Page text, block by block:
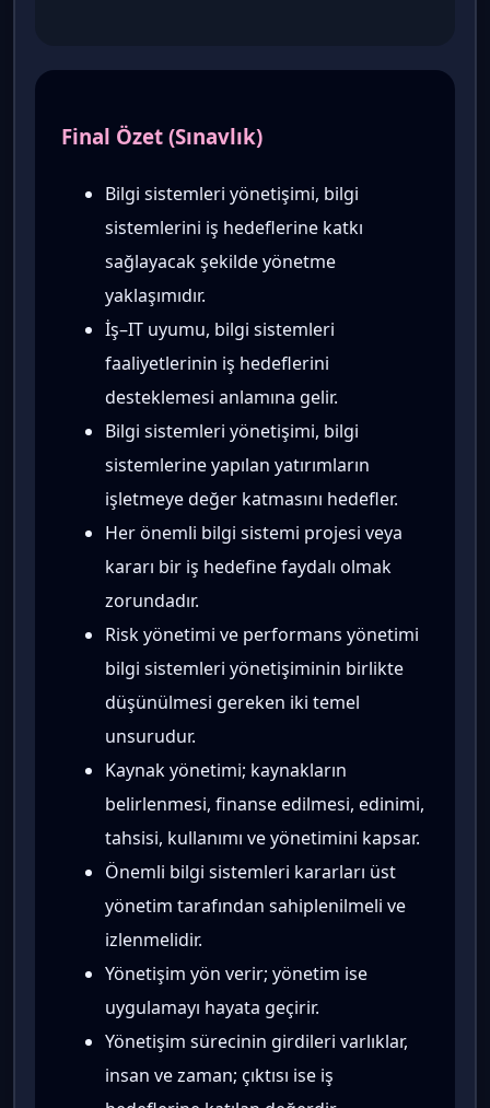
Final Özet (Sınavlık)
Bilgi sistemleri yönetişimi, bilgi
sistemlerini iş hedeflerine katkı
sağlayacak şekilde yönetme
yaklaşımıdır.
İş–IT uyumu, bilgi sistemleri
faaliyetlerinin iş hedeflerini
desteklemesi anlamına gelir.
Bilgi sistemleri yönetişimi, bilgi
sistemlerine yapılan yatırımların
işletmeye değer katmasını hedefler.
Her önemli bilgi sistemi projesi veya
kararı bir iş hedefine faydalı olmak
zorundadır.
Risk yönetimi ve performans yönetimi
bilgi sistemleri yönetişiminin birlikte
düşünülmesi gereken iki temel
unsurudur.
Kaynak yönetimi; kaynakların
belirlenmesi, finanse edilmesi, edinimi,
tahsisi, kullanımı ve yönetimini kapsar.
Önemli bilgi sistemleri kararları üst
yönetim tarafından sahiplenilmeli ve
izlenmelidir.
Yönetişim yön verir; yönetim ise
uygulamayı hayata geçirir.
Yönetişim sürecinin girdileri varlıklar,
insan ve zaman; çıktısı ise iş